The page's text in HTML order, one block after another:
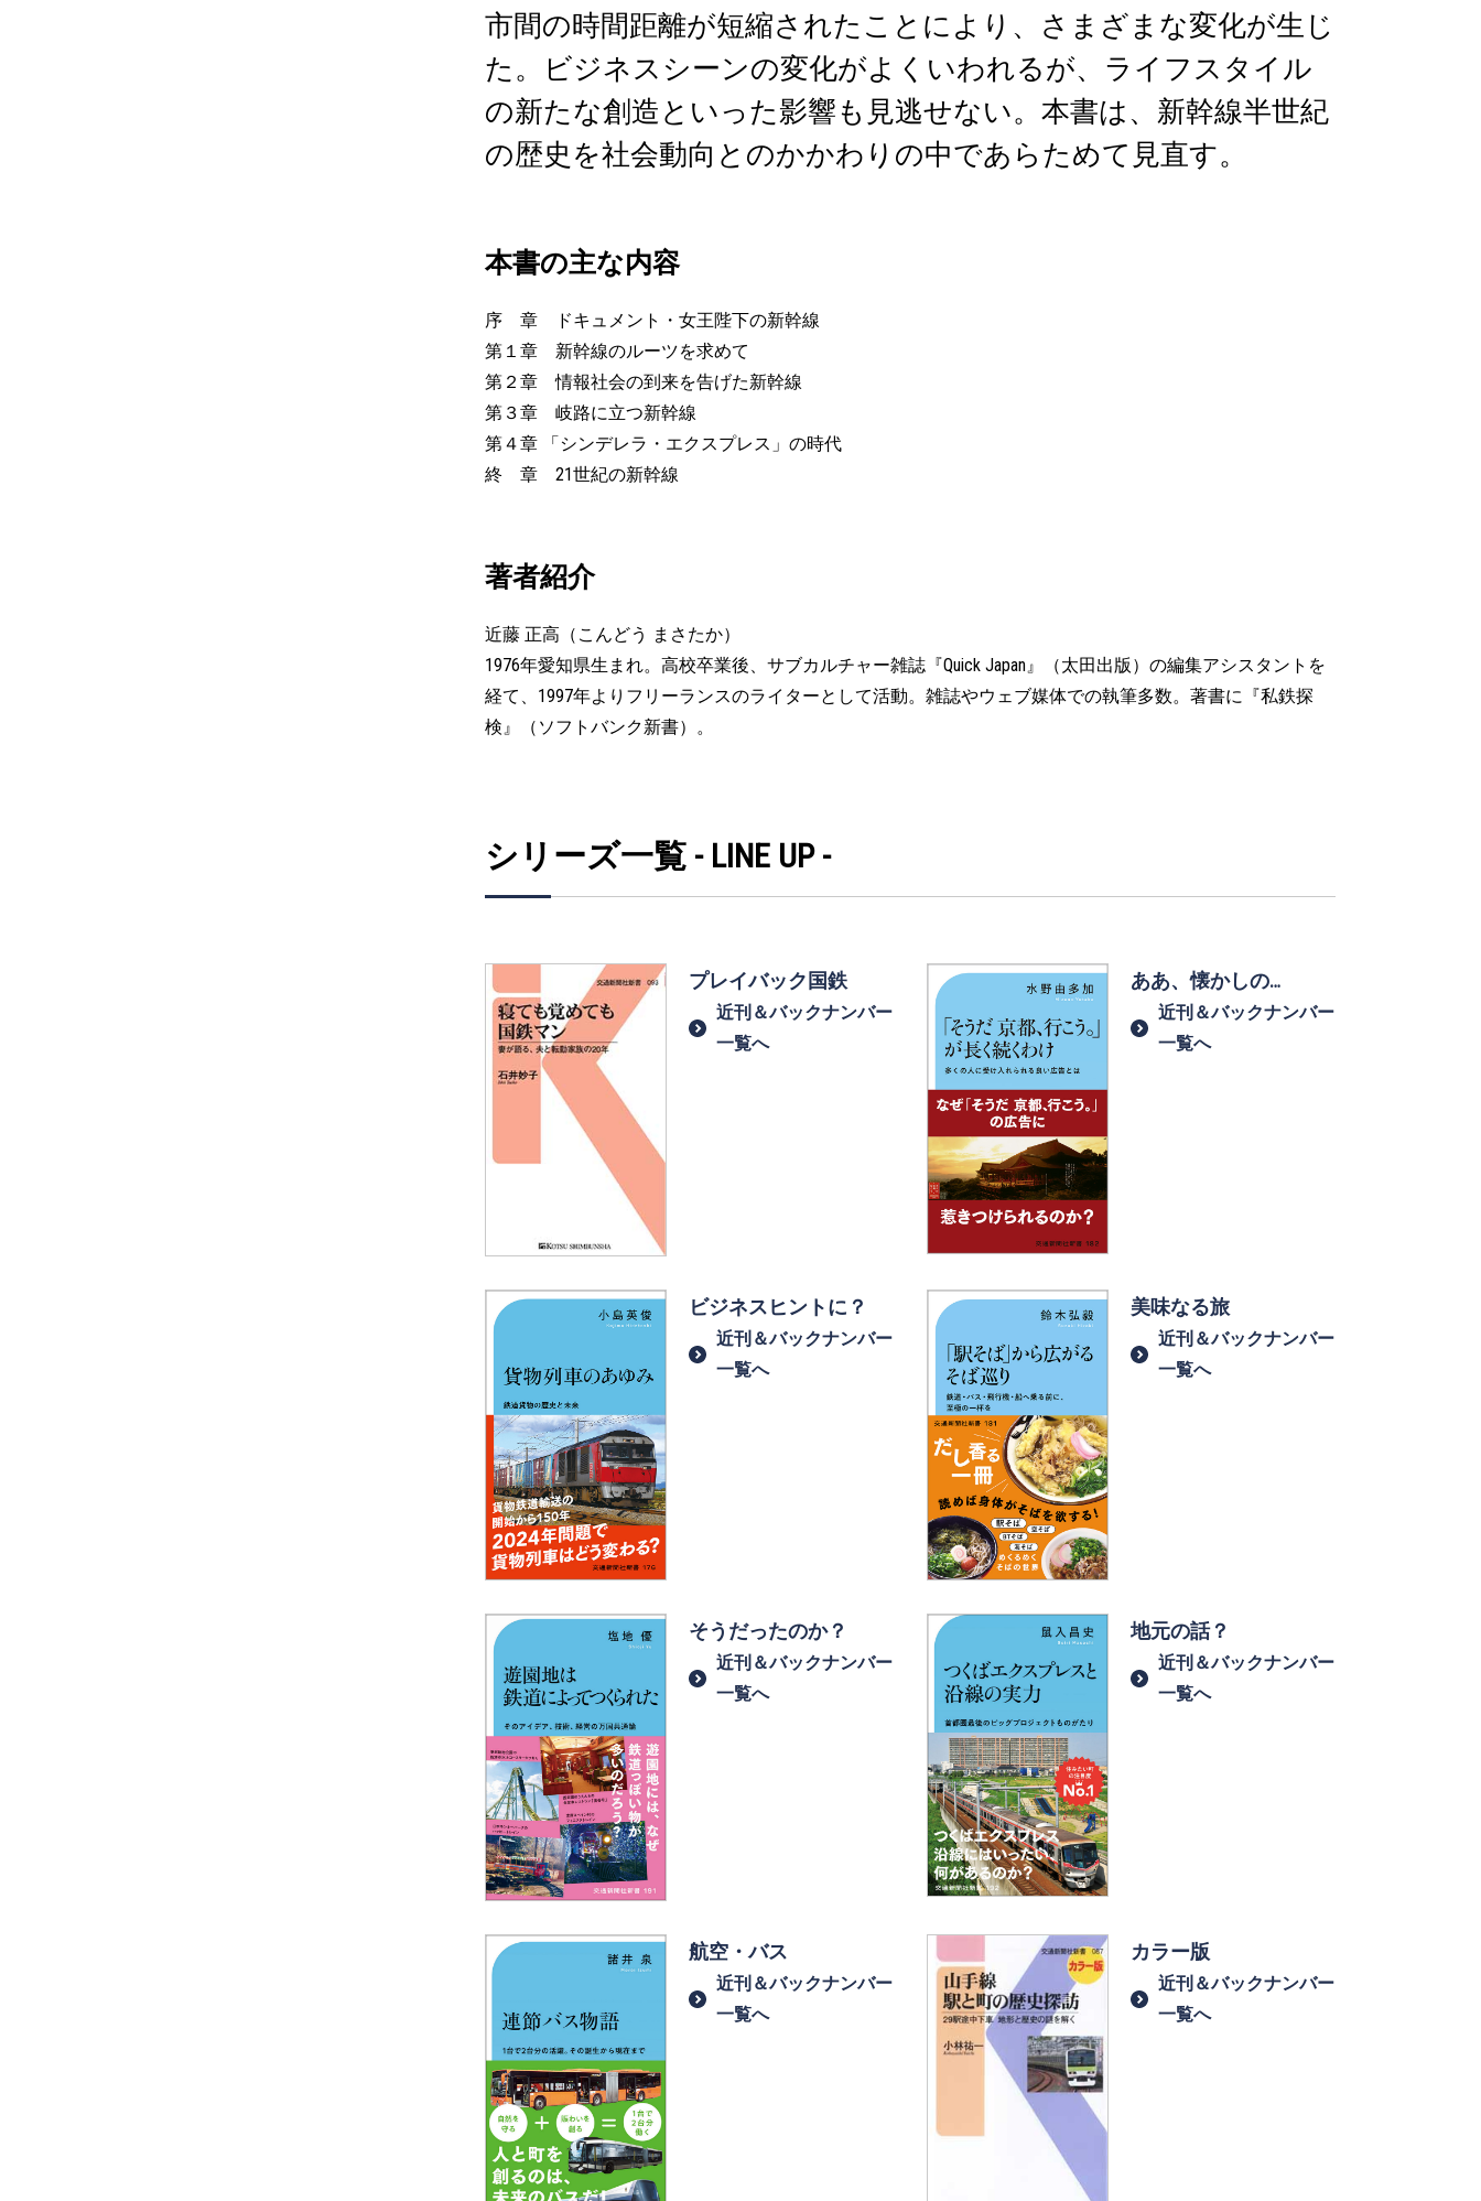
市間の時間距離が短縮されたことにより、さまざまな変化が生じ
た。ビジネスシーンの変化がよくいわれるが、ライフスタイル
の新たな創造といった影響も見逃せない。本書は、新幹線半世紀
の歴史を社会動向とのかかわりの中であらためて見直す。
本書の主な内容
序 章 ドキュメント・女王陛下の新幹線
第１章 新幹線のルーツを求めて
第２章 情報社会の到来を告げた新幹線
第３章 岐路に立つ新幹線
第４章 「シンデレラ・エクスプレス」の時代
終 章 21世紀の新幹線
著者紹介
近藤 正高（こんどう まさたか）
1976年愛知県生まれ。高校卒業後、サブカルチャー雑誌『Quick Japan』（太田出版）の編集アシスタントを
経て、1997年よりフリーランスのライターとして活動。雑誌やウェブ媒体での執筆多数。著書に『私鉄探
検』（ソフトバンク新書）。
シリーズ一覧 - LINE UP -
プレイバック国鉄
近刊＆バックナンバー
一覧へ
ああ、懐かしの…
近刊＆バックナンバー
一覧へ
ビジネスヒントに？
近刊＆バックナンバー
一覧へ
美味なる旅
近刊＆バックナンバー
一覧へ
そうだったのか？
近刊＆バックナンバー
一覧へ
地元の話？
近刊＆バックナンバー
一覧へ
航空・バス
近刊＆バックナンバー
一覧へ
カラー版
近刊＆バックナンバー
一覧へ